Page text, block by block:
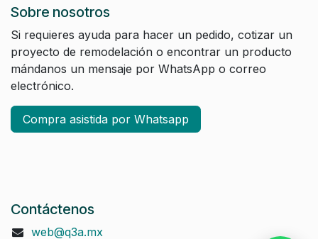
Sobre nosotros
Si requieres ayuda para hacer un pedido, cotizar un
proyecto de remodelación o encontrar un producto
mándanos un mensaje por WhatsApp o correo
electrónico.
Compra asistida por Whatsapp
Contáctenos
web@q3a.mx